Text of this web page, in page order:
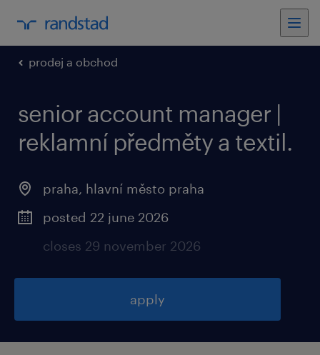
prodej a obchod
senior account manager |
reklamní předměty a textil.
praha, hlavní město praha
posted 22 june 2026
closes 29 november 2026
apply